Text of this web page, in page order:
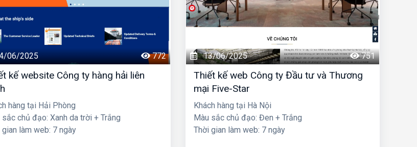
06/2025 772
kế website Công ty hàng hải liên
hàng tại Hải Phòng
sắc chủ đạo: Xanh da trời + Trắng
gian làm web: 7 ngày
13/06/2025 751
Thiết kế web Công ty Đầu tư và Thương
mại Five-Star
Khách hàng tại Hà Nội
Màu sắc chủ đạo: Đen + Trắng
Thời gian làm web: 7 ngày